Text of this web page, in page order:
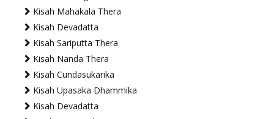
Kisah Mahakala Thera
Kisah Devadatta
Kisah Sariputta Thera
Kisah Nanda Thera
Kisah Cundasukarika
Kisah Upasaka Dhammika
Kisah Devadatta